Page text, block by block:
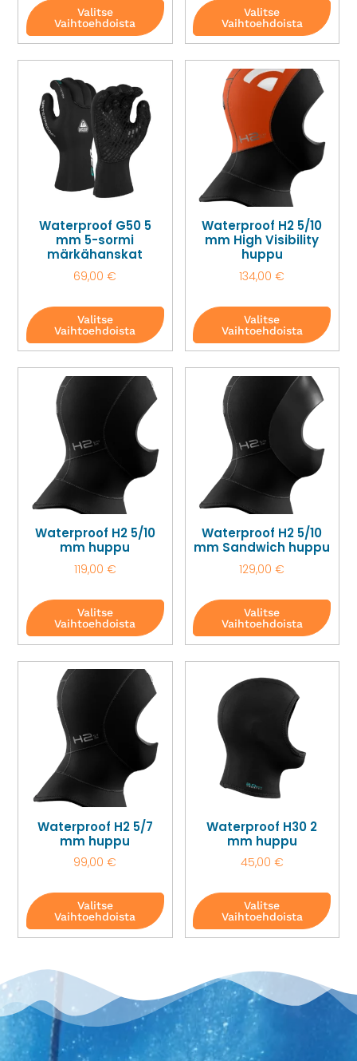
Valitse
Vaihtoehdoista
Valitse
Vaihtoehdoista
Waterproof G50 5
mm 5-sormi
märkähanskat
69,00€
Valitse
Vaihtoehdoista
Waterproof H2 5/10
mm High Visibility
huppu
134,00€
Valitse
Vaihtoehdoista
Waterproof H2 5/10
mm huppu
119,00 €
Valitse
Vaihtoehdoista
Waterproof H2 5/10
mm Sandwich huppu
129,00€
Valitse
Vaihtoehdoista
Waterproof H2 5/7
mm huppu
99,00€
Valitse
Vaihtoehdoista
Waterproof H30 2
mm huppu
45,00 €
Valitse
Vaihtoehdoista